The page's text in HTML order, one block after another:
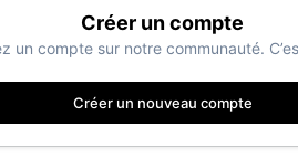
Créer un compte
un compte sur notre communauté.
Créer un nouveau compte